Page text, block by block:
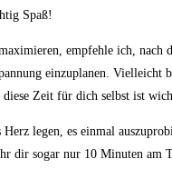
Spaß!
empfehle ‍ich,⁢ nach
einzuplanen. Vielleicht
Zeit für dich‍ selbst⁢ ist
legen, es​ einmal
⁤dir sogar ⁢nur 10 Minuten⁤ am